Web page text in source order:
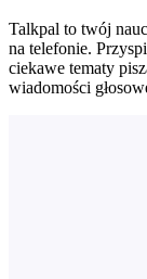
Talkpal to twój
na telefonie.
ciekawe tematy
wiadomości